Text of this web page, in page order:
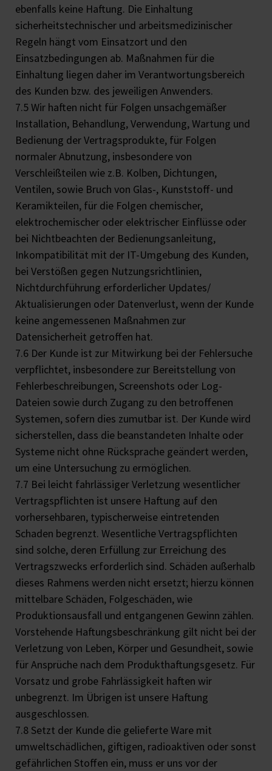
ebenfalls keine Haftung. Die Einhaltung
sicherheitstechnischer und arbeitsmedizinischer
Regeln hängt vom Einsatzort und den
Einsatzbedingungen ab. Maßnahmen für die
Einhaltung liegen daher im Verantwortungsbereich
des Kunden bzw. des jeweiligen Anwenders.
7.5 Wir haften nicht für Folgen unsachgemäßer
Installation, Behandlung, Verwendung, Wartung und
Bedienung der Vertragsprodukte, für Folgen
normaler Abnutzung, insbesondere von
Verschleißteilen wie z.B. Kolben, Dichtungen,
Ventilen, sowie Bruch von Glas-, Kunststoff- und
Keramikteilen, für die Folgen chemischer,
elektrochemischer oder elektrischer Einflüsse oder
bei Nichtbeachten der Bedienungsanleitung,
Inkompatibilität mit der IT-Umgebung des Kunden,
bei Verstößen gegen Nutzungsrichtlinien,
Nichtdurchführung erforderlicher Updates/
Aktualisierungen oder Datenverlust, wenn der Kunde
keine angemessenen Maßnahmen zur
Datensicherheit getroffen hat.
7.6 Der Kunde ist zur Mitwirkung bei der Fehlersuche
verpflichtet, insbesondere zur Bereitstellung von
Fehlerbeschreibungen, Screenshots oder Log-
Dateien sowie durch Zugang zu den betroffenen
Systemen, sofern dies zumutbar ist. Der Kunde wird
sicherstellen, dass die beanstandeten Inhalte oder
Systeme nicht ohne Rücksprache geändert werden,
um eine Untersuchung zu ermöglichen.
7.7 Bei leicht fahrlässiger Verletzung wesentlicher
Vertragspflichten ist unsere Haftung auf den
vorhersehbaren, typischerweise eintretenden
Schaden begrenzt. Wesentliche Vertragspflichten
sind solche, deren Erfüllung zur Erreichung des
Vertragszwecks erforderlich sind. Schäden außerhalb
dieses Rahmens werden nicht ersetzt; hierzu können
mittelbare Schäden, Folgeschäden, wie
Produktionsausfall und entgangenen Gewinn zählen.
Vorstehende Haftungsbeschränkung gilt nicht bei der
Verletzung von Leben, Körper und Gesundheit, sowie
für Ansprüche nach dem Produkthaftungsgesetz. Für
Vorsatz und grobe Fahrlässigkeit haften wir
unbegrenzt. Im Übrigen ist unsere Haftung
ausgeschlossen.
7.8 Setzt der Kunde die gelieferte Ware mit
umweltschädlichen, giftigen, radioaktiven oder sonst
gefährlichen Stoffen ein, muss er uns vor der